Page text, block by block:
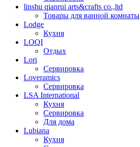
linshu qianrui arts&crafts co.,ltd
Товары для ванной комнаты
Lodge
Кухня
LOQI
Отдых
Lori
Сервировка
Loveramics
Сервировка
LSA International
Кухня
Сервировка
Для дома
Lubiana
Кухня